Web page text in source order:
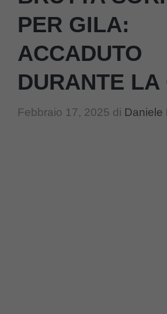
PER GILA:
ACCADUTO
DURANTE LA
Febbraio 17, 2025 di Daniele